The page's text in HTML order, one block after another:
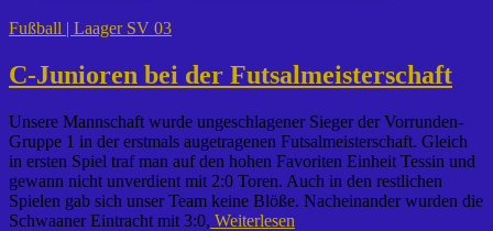
Fußball | Laager SV 03
C-Junioren bei der Futsalmeisterschaft
Unsere Mannschaft wurde ungeschlagener Sieger der Vorrunden-
Gruppe 1 in der erstmals augetragenen Futsalmeisterschaft. Gleich
in ersten Spiel traf man auf den hohen Favoriten Einheit Tessin und
gewann nicht unverdient mit 2:0 Toren. Auch in den restlichen
Spielen gab sich unser Team keine Blöße. Nacheinander wurden die
Schwaaner Eintracht mit 3:0, Weiterlesen